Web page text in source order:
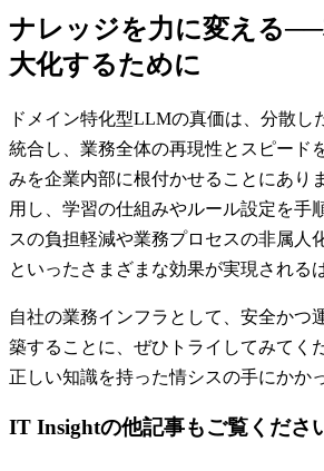
ナレッジを力に変える
大化するために
ドメイン特化型LLMの真価は、分散し
統合し、業務全体の再現性とスピード
みを企業内部に根付かせることにあり
用し、学習の仕組みやルール設定を手
スの負担軽減や業務プロセスの非属人
といったさまざまな効果が実現される
自社の業務インフラとして、安全かつ
築することに、ぜひトライしてみてく
正しい知識を持った情シスの手にかか
IT Insightの他記事もご覧くださ